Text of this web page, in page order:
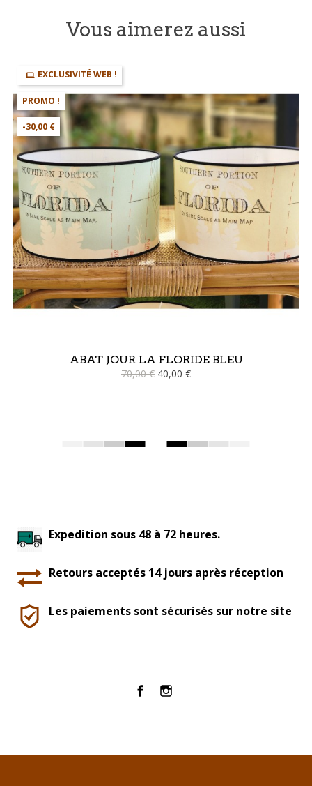
Vous aimerez aussi
ABAT JOUR LA FLORIDE BLEU
70,00 € 40,00 €
EXCLUSIVITÉ WEB !
PROMO !
-30,00 €
Expedition sous 48 à 72 heures.
Retours acceptés 14 jours après réception
Les paiements sont sécurisés sur notre site
FacebookInstagram